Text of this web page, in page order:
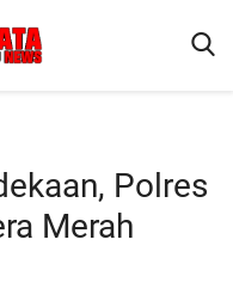
Polres
Merah